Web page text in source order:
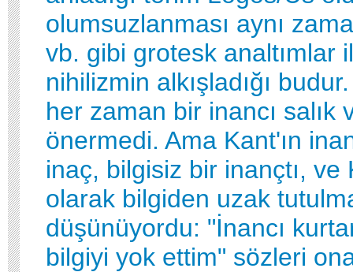
olumsuzlanması aynı
vb. gibi grotesk analtımlar
nihilizmin alkışladığı
her zaman bir inancı salık
önermedi. Ama Kant'ın
inaç, bilgisiz bir inançtı, ve
olarak bilgiden uzak
düşünüyordu: "İnancı
bilgiyi yok ettim" sözleri